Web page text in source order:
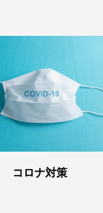
コロナ対策